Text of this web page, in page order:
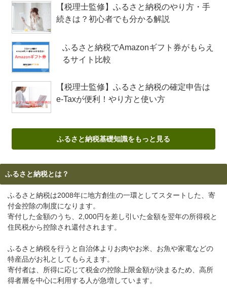
【税理士監修】ふるさと納税のやり方・手
続きは？初心者でも分かる解説
ふるさと納税でAmazonギフト券がもらえ
るサイト比較
【税理士監修】ふるさと納税の確定申告は
e-Taxが便利！やり方と使い方
ふるさと納税基礎知識をもっと見る
ふるさと納税とは？
ふるさと納税は2008年に地方創生の一環としてスタートした、寄
付金控除の制度になります。
寄付した金額のうち、2,000円を差し引いた金額を翌年の所得税と
住民税から控除され還付されます。
ふるさと納税を行うと自治体よりお肉やお米、お魚や家電などの
特産品がお礼としてもらえます。
寄付者は、所得に応じて税金の控除上限金額が決まるため、高所
得者層を中心に利用する人が急増しています。